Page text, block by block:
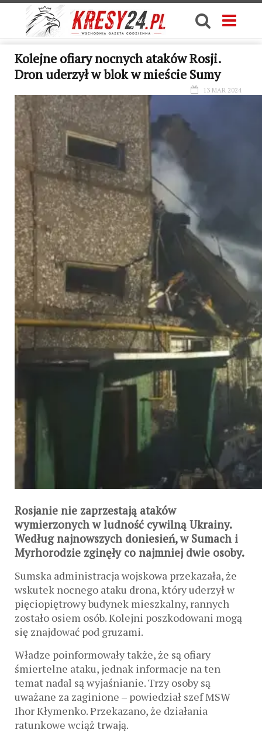
Kolejne ofiary nocnych ataków Rosji.
Dron uderzył w blok w mieście Sumy
13 MAR 2024
Rosjanie nie zaprzestają ataków
wymierzonych w ludność cywilną Ukrainy.
Według najnowszych doniesień, w Sumach i
Myrhorodzie zginęły co najmniej dwie osoby.
Sumska administracja wojskowa przekazała, że
wskutek nocnego ataku drona, który uderzył w
pięciopiętrowy budynek mieszkalny, rannych
zostało osiem osób. Kolejni poszkodowani mogą
się znajdować pod gruzami.
Władze poinformowały także, że są ofiary
śmiertelne ataku, jednak informacje na ten
temat nadal są wyjaśnianie. Trzy osoby są
uważane za zaginione – powiedział szef MSW
Ihor Kłymenko. Przekazano, że działania
ratunkowe wciąż trwają.